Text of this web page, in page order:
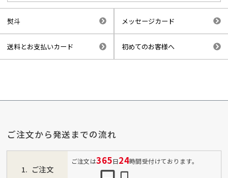
熨斗 メッセージカード
送料とお支払いカード 初めてのお客様へ
ご注文から発送までの流れ
ご注文
ご注文は365日24時間受付けております。